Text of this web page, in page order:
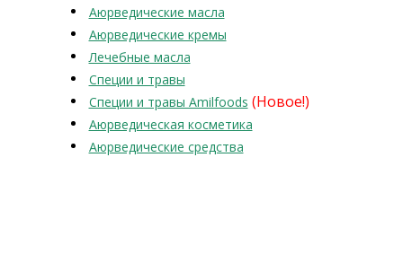
Аюрведические масла
Аюрведические кремы
Лечебные масла
Специи и травы
Специи и травы Amilfoods (Новое!)
Аюрведическая косметика
Аюрведические средства